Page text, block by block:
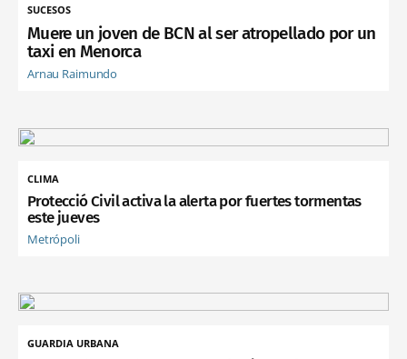
SUCESOS
Muere un joven de BCN al ser atropellado por un
taxi en Menorca
Arnau Raimundo
CLIMA
Protecció Civil activa la alerta por fuertes tormentas
este jueves
Metrópoli
GUARDIA URBANA